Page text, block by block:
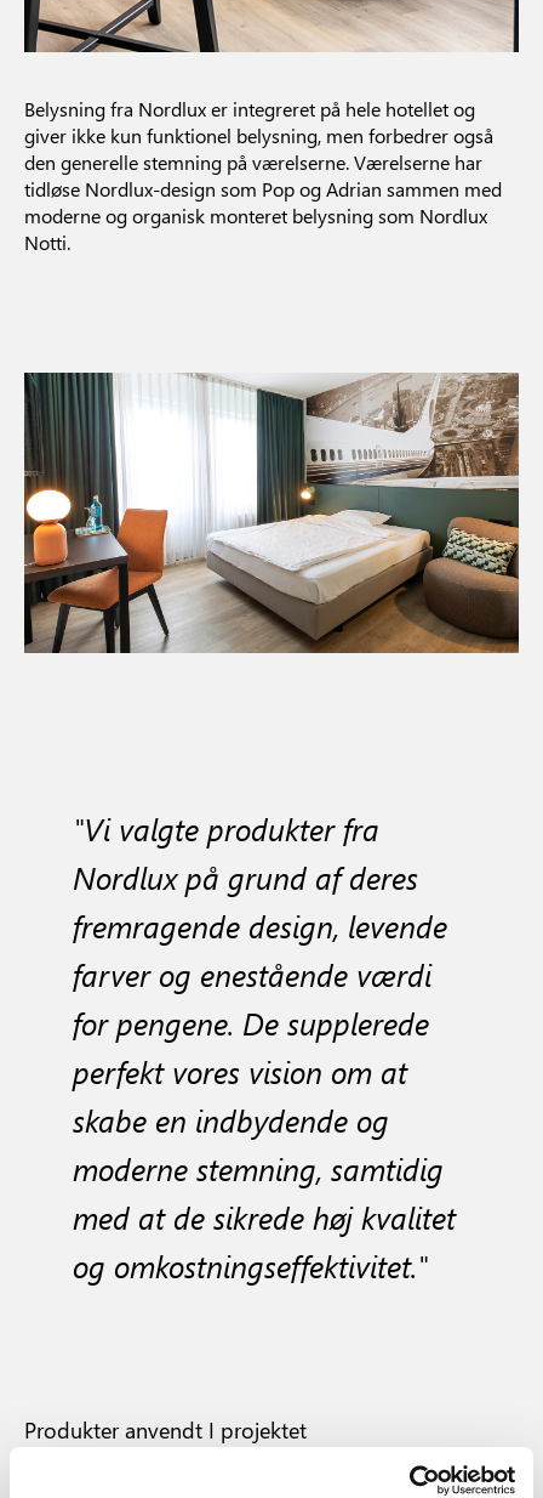
Belysning fra Nordlux er integreret på hele hotellet og
giver ikke kun funktionel belysning, men forbedrer også
den generelle stemning på værelserne. Værelserne har
tidløse Nordlux-design som Pop og Adrian sammen med
moderne og organisk monteret belysning som Nordlux
Notti.
"Vi valgte produkter fra
Nordlux på grund af deres
fremragende design, levende
farver og enestående værdi
for pengene. De supplerede
perfekt vores vision om at
skabe en indbydende og
moderne stemning, samtidig
med at de sikrede høj kvalitet
og omkostningseffektivitet."
Produkter anvendt I projektet